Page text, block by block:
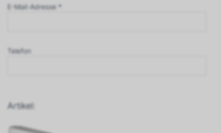
E-Mail-Adresse *
Telefon
Artikel: